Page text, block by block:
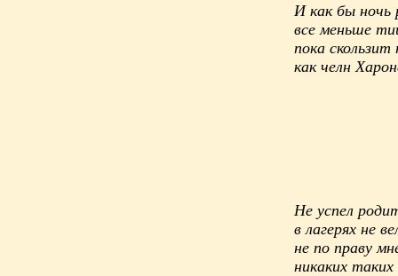
И как бы ночь
все меньше
пока скользит
как челн
Не успел
в лагерях не
не по праву
никаких